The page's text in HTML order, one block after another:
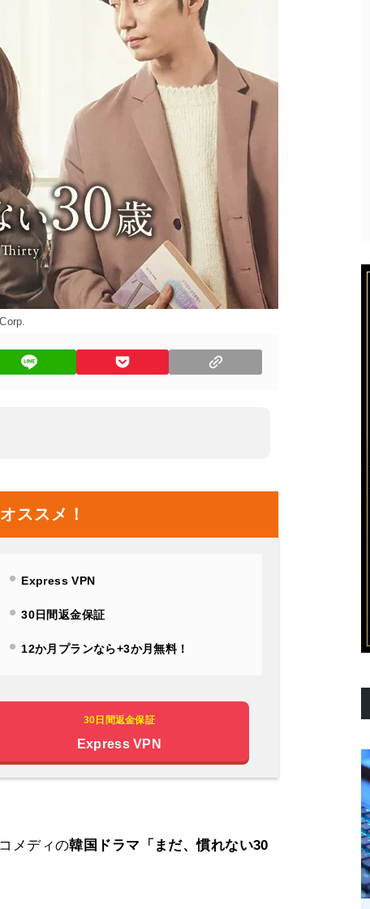
ススメ！
Express VPN
30日間返金保証
12か月プランなら+3か月無料！
30日間返金保証
Express VPN
メディの韓国ドラマ「まだ、慣れない30